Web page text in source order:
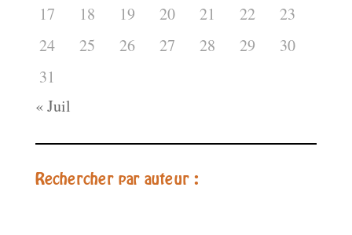
17
18 19 20 21 22
23
24
25 26 27 28 29
30
31
« Juil
Rechercher par auteur :